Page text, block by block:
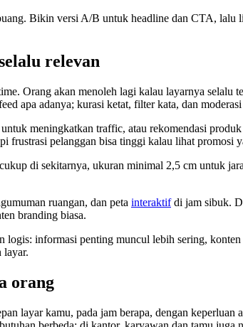
Bikin versi A/B untuk headline dan CTA, lalu
relevan
Orang akan menoleh lagi kalau layarnya selalu
apa adanya; kurasi ketat, filter kata, dan
meningkatkan traffic, atau rekomendasi
frustrasi pelanggan bisa tinggi kalau lihat promosi
di sekitarnya, ukuran minimal 2,5 cm untuk
ruangan, dan peta interaktifdi jam sibuk.
branding biasa.
informasi penting muncul lebih sering,
layar.
orang
layar kamu, pada jam berapa, dengan keperluan